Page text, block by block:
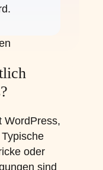
WordPress,
oder
sind